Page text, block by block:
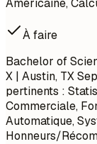
Américaine,
À faire
Bachelor of
X | Austin, TX
pertinents :
Commerciale,
Automatique,
Honneurs/